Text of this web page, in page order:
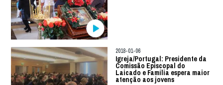
2018-01-06
Igreja/Portugal: Presidente da
Comissão Episcopal do
Laicado e Família espera maior
atenção aos jovens